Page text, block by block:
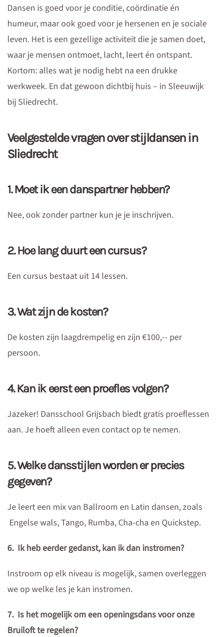
Dansen is goed voor je conditie, coördinatie én
humeur, maar ook goed voor je hersenen en je sociale
leven. Het is een gezellige activiteit die je samen doet,
waar je mensen ontmoet, lacht, leert én ontspant.
Kortom: alles wat je nodig hebt na een drukke
werkweek. En dat gewoon dichtbij huis – in Sleeuwijk
bij Sliedrecht.
Veelgestelde vragen over stijldansen in
Sliedrecht
1. Moet ik een danspartner hebben?
Nee, ook zonder partner kun je je inschrijven.
2. Hoe lang duurt een cursus?
Een cursus bestaat uit 14 lessen.
3. Wat zijn de kosten?
De kosten zijn laagdrempelig en zijn €100,-- per
persoon.
4. Kan ik eerst een proefles volgen?
Jazeker! Dansschool Grijsbach biedt gratis proeflessen
aan. Je hoeft alleen even contact op te nemen.
5. Welke dansstijlen worden er precies
gegeven?
Je leert een mix van Ballroom en Latin dansen, zoals
Engelse wals, Tango, Rumba, Cha-cha en Quickstep.
6. Ik heb eerder gedanst, kan ik dan instromen?
Instroom op elk niveau is mogelijk, samen overleggen
we op welke les je kan instromen.
7. Is het mogelijk om een openingsdans voor onze
Bruiloft te regelen?